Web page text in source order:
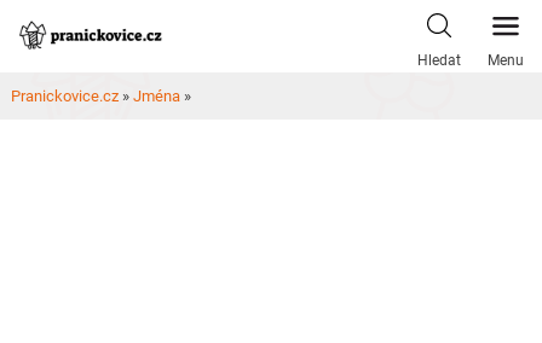
Skip
Hledat Menu
Pranickovice.cz » Jména »